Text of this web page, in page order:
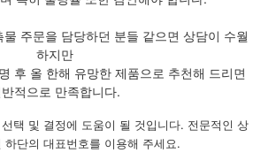
주문을 담당하던 분들 같으면 상담이 수월
하지만
후 올 한해 유망한 제품으로 추천해 드리면
적으로 만족합니다.
택 및 결정에 도움이 될 것입니다. 전문적인 상
하단의 대표번호를 이용해 주세요.